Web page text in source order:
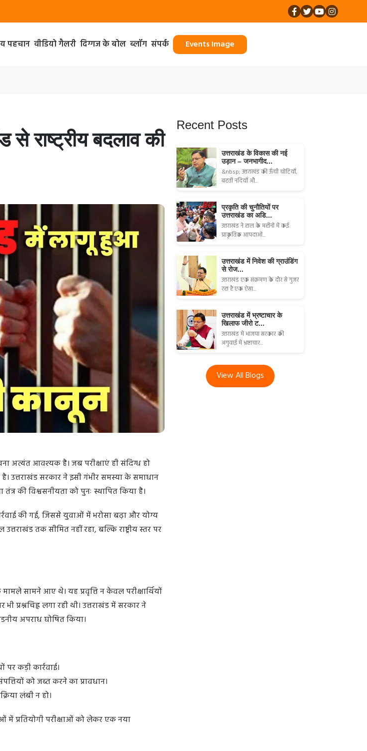
पहचान वीडियो गैलरी दिग्गज के बोल ब्लॉग संपर्क Events Image
राष्ट्रीय बदलाव की
अत्यंत आवश्यक है। जब परीक्षाएं ही संदिग्ध हो
उत्तराखंड सरकार ने इसी गंभीर समस्या के समाधान
की विश्वसनीयता को पुनः स्थापित किया है।
की गई, जिससे युवाओं में भरोसा बढ़ा और योग्य
तक सीमित नहीं रहा, बल्कि राष्ट्रीय स्तर पर
सामने आए थे। यह प्रवृत्ति न केवल परीक्षार्थियों
प्रश्नचिह्न लगा रही थी। उत्तराखंड में सरकार ने
अपराध घोषित किया।
कड़ी कार्रवाई।
को जब्त करने का प्रावधान।
लंबी न हो।
प्रतियोगी परीक्षाओं को लेकर एक नया
Recent Posts
उत्तराखंड के विकास की नई
उड़ान – जनभागीद...
&nbsp; उत्तराखंड की ऊँची चोटियाँ,
बहती नदियाँ औ...
प्रकृति की चुनौतियों पर
उत्तराखंड का अडि...
उत्तराखंड ने हाल के महीनों में कई
प्राकृतिक आपदाओं...
उत्तराखंड में निवेश की ग्राउंडिंग
से रोज...
उत्तराखंड एक संक्रमण के दौर से गुजर
रहा है एक ऐसा...
उत्तराखंड में भ्रष्टाचार के
खिलाफ जीरो ट...
उत्तराखंड में भाजपा सरकार की
अगुवाई में भ्रष्टाचार...
View All Blogs